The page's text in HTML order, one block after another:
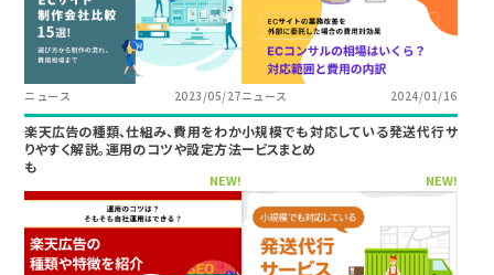
ニュース 2023/05/27ニュース 2024/01/16
楽天広告の種類、仕組み、費用をわか
りやすく解説。運用のコツや設定方法
も
NEW!
小規模でも対応している発送代行サ
ービスまとめ
NEW!